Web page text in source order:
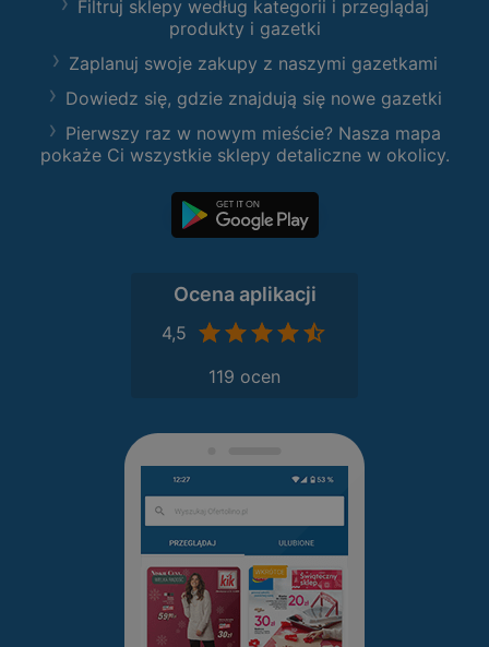
Filtruj sklepy według kategorii i przeglądaj
produkty i gazetki
Zaplanuj swoje zakupy z naszymi gazetkami
Dowiedz się, gdzie znajdują się nowe gazetki
Pierwszy raz w nowym mieście? Nasza mapa
pokaże Ci wszystkie sklepy detaliczne w okolicy.
Ocena aplikacji
4,5
119 ocen